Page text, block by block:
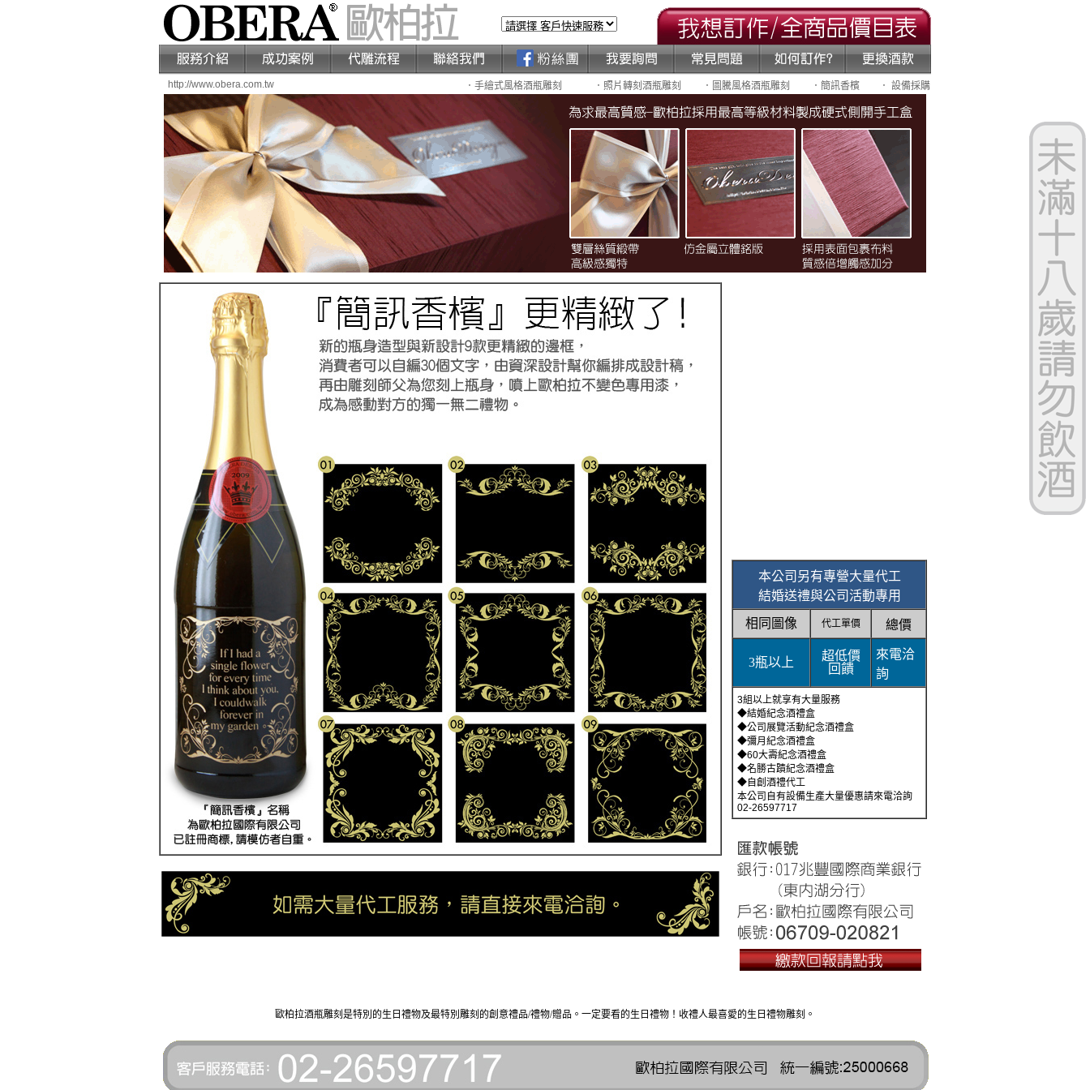
http://www.obera.com.tw ．手繪式風格酒瓶雕刻 ．照片轉刻酒瓶雕刻 ．圖騰風格酒瓶雕刻 ．簡訊香檳 ． 設備採購
本公司另有專營大量代工
結婚送禮與公司活動專用
相同圖像
代工單價 總價
3瓶以上
超低價
回饋
來電洽
詢
3組以上就享有大量服務
◆結婚紀念酒禮盒
◆公司展覽活動紀念酒禮盒
◆彌月紀念酒禮盒
◆60大壽紀念酒禮盒
◆名勝古蹟紀念酒禮盒
◆自創酒禮代工
本公司自有設備生產大量優惠請來電洽詢
02-26597717
歐柏拉酒瓶雕刻是特別的生日禮物及最特別雕刻的創意禮品/禮物/贈品。一定要看的生日禮物！收禮人最喜愛的生日禮物雕刻。